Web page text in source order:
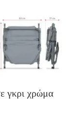
γκρι χρώμα